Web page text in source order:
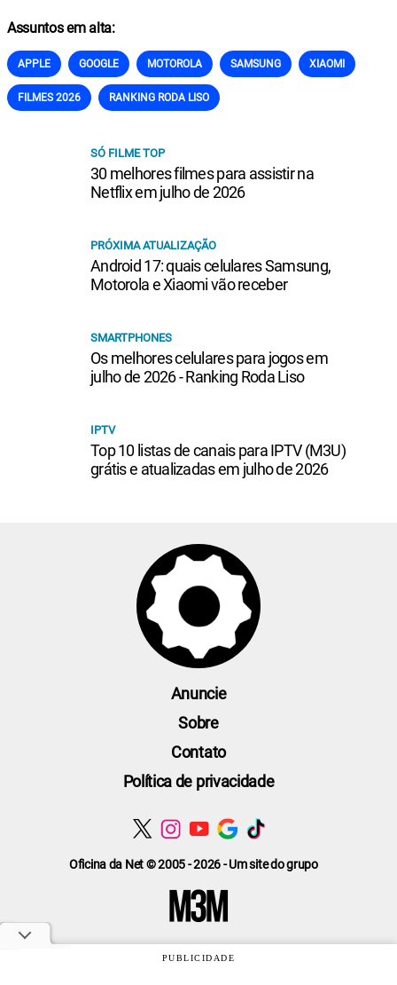
Assuntos em alta:
APPLE GOOGLE MOTOROLA SAMSUNG XIAOMI
FILMES 2026 RANKING RODA LISO
SÓ FILME TOP
30 melhores filmes para assistir na
Netflix em julho de 2026
PRÓXIMA ATUALIZAÇÃO
Android 17: quais celulares Samsung,
Motorola e Xiaomi vão receber
SMARTPHONES
Os melhores celulares para jogos em
julho de 2026 - Ranking Roda Liso
IPTV
Top 10 listas de canais para IPTV (M3U)
grátis e atualizadas em julho de 2026
Oficina da Net © 2005 - 2026 - Um site do grupo
Anuncie
Sobre
Contato
Política de privacidade
PUBLICIDADE